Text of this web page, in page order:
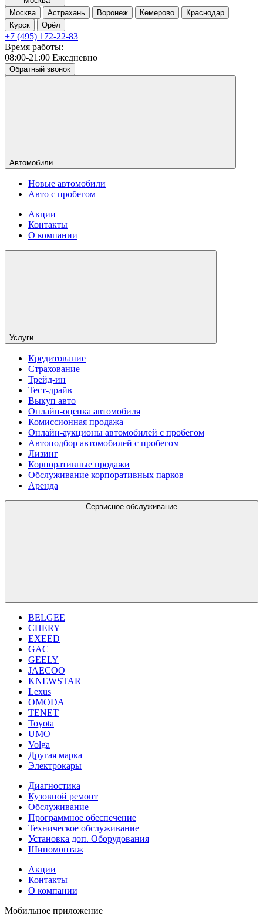
Москва
Астрахань Воронеж Кемерово
Краснодар
Курск
Орёл
+7 (495) 172-22-83
Время работы:
08:00-21:00 Ежедневно
Обратный звонок
Автомобили
Новые автомобили
Авто с пробегом
Акции
Контакты
О компании
Услуги
Кредитование
Страхование
Трейд-ин
Тест-драйв
Выкуп авто
Онлайн-оценка автомобиля
Комиссионная продажа
Онлайн-аукционы автомобилей с пробегом
Автоподбор автомобилей с пробегом
Лизинг
Корпоративные продажи
Обслуживание корпоративных парков
Аренда
Сервисное обслуживание
BELGEE
CHERY
EXEED
GAC
GEELY
JAECOO
KNEWSTAR
Lexus
OMODA
TENET
Toyota
UMO
Volga
Другая марка
Электрокары
Диагностика
Кузовной ремонт
Обслуживание
Программное обеспечение
Техническое обслуживание
Установка доп. Оборудования
Шиномонтаж
Акции
Контакты
О компании
Мобильное приложение